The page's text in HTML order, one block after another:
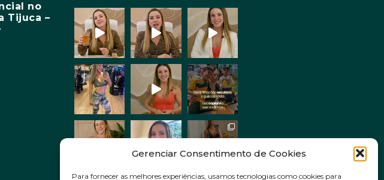
Gerenciar Consentimento de Cookies
Para fornecer as melhores experiências, usamos tecnologias como cookies para
no
Tijuca –